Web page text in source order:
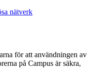
nätverk
för att användningen av
på Campus är säkra,